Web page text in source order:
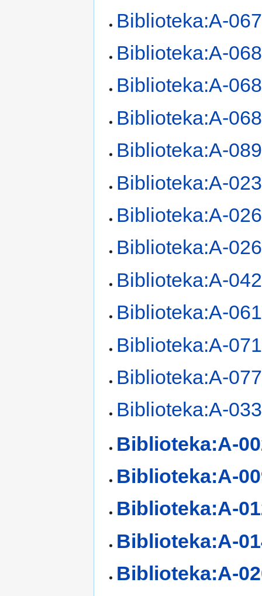
Biblioteka:A-
Biblioteka:A-
Biblioteka:A-
Biblioteka:A-
Biblioteka:A-
Biblioteka:A-
Biblioteka:A-
Biblioteka:A-
Biblioteka:A-
Biblioteka:A-
Biblioteka:A-
Biblioteka:A-
Biblioteka:A-
Biblioteka:A-
Biblioteka:A-
Biblioteka:A-
Biblioteka:A-
Biblioteka:A-